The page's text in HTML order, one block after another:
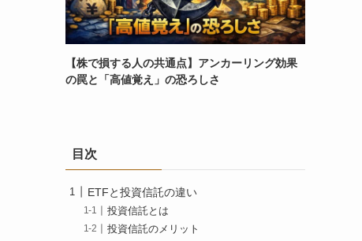
【株で損する人の共通点】アンカーリング効果
の罠と「高値覚え」の恐ろしさ
目次
ETFと投資信託の違い
投資信託とは
投資信託のメリット